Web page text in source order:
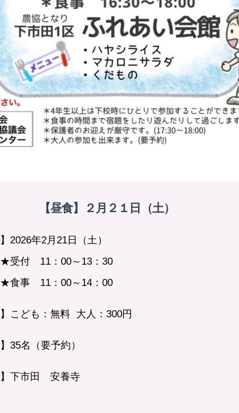
【昼食】２月２１日（土）
】2026年2月21日（土）
11：00～13：30
11：00～14：00
】こども：無料 大人：300円
】35名（要予約）
】下市田 安養寺